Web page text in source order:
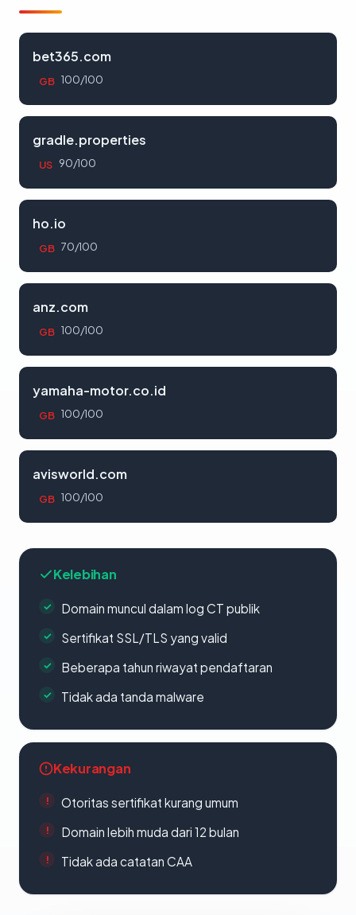
bet365.com
GB 100/100
gradle.properties
US 90/100
ho.io
GB 70/100
anz.com
GB 100/100
yamaha-motor.co.id
GB 100/100
avisworld.com
GB 100/100
Kelebihan
Domain muncul dalam log CT publik
Sertifikat SSL/TLS yang valid
Beberapa tahun riwayat pendaftaran
Tidak ada tanda malware
Kekurangan
Otoritas sertifikat kurang umum
Domain lebih muda dari 12 bulan
Tidak ada catatan CAA